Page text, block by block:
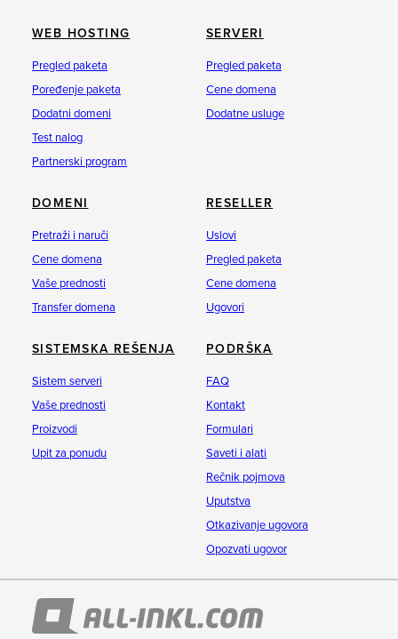
WEB HOSTING
Pregled paketa
Poređenje paketa
Dodatni domeni
Test nalog
Partnerski program
SERVERI
Pregled paketa
Cene domena
Dodatne usluge
DOMENI
Pretraži i naruči
Cene domena
Vaše prednosti
Transfer domena
RESELLER
Uslovi
Pregled paketa
Cene domena
Ugovori
SISTEMSKA REŠENJA
Sistem serveri
Vaše prednosti
Proizvodi
Upit za ponudu
PODRŠKA
FAQ
Kontakt
Formulari
Saveti i alati
Rečnik pojmova
Uputstva
Otkazivanje ugovora
Opozvati ugovor